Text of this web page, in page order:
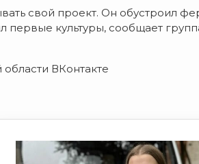
свой проект. Он обустроил
первые культуры, сообщает
ВКонтакте